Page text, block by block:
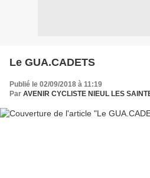
Le GUA.CADETS
Publié le 02/09/2018 à 11:19
Par AVENIR CYCLISTE NIEUL LES